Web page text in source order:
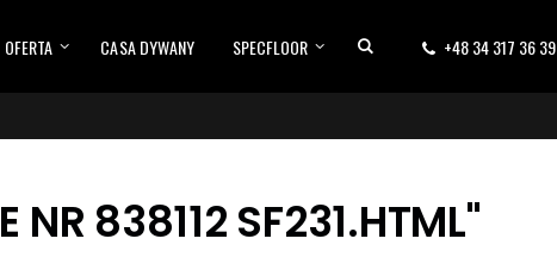
OFERTA CASA DYWANY SPECFLOOR +48 34 317 36 39
838112 SF231.HTML"